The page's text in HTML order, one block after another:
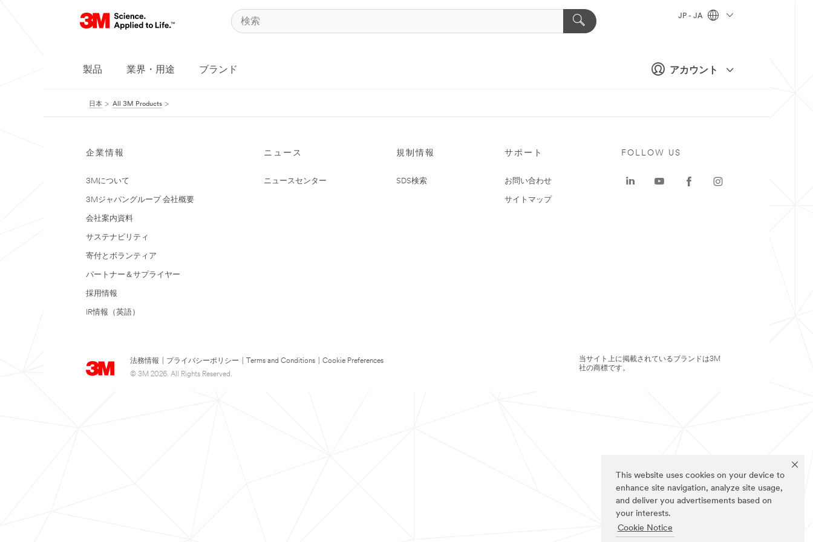
This website uses cookies on your device to
enhance site navigation, analyze site usage,
and deliver you advertisements based on
your interests.
Cookie Notice
アカウント
JP - JA
製品 業界・用途 ブランド
日本 All 3M Products
企業情報
3Mについて
3Mジャパングループ 会社概要
会社案内資料
サステナビリティ
寄付とボランティア
パートナー＆サプライヤー
採用情報
IR情報（英語）
ニュース
ニュースセンター
規制情報
SDS検索
サポート
お問い合わせ
サイトマップ
法務情報 プライバシーポリシー Terms and Conditions
Cookie Preferences
© 3M 2026. All Rights Reserved.
FOLLOW US
当サイト上に掲載されているブランドは3M
社の商標です。